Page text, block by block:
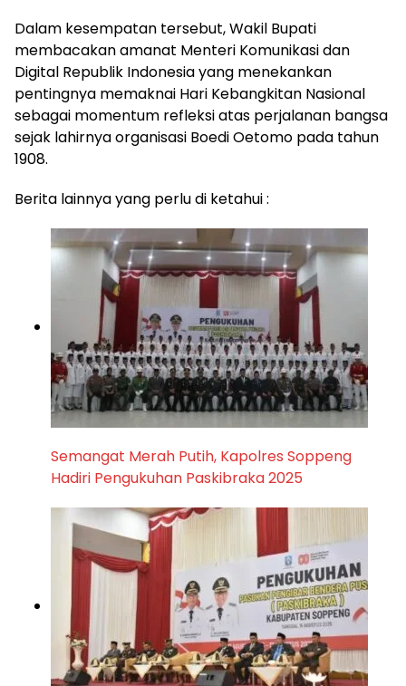
Dalam kesempatan tersebut, Wakil Bupati
membacakan amanat Menteri Komunikasi dan
Digital Republik Indonesia yang menekankan
pentingnya memaknai Hari Kebangkitan Nasional
sebagai momentum refleksi atas perjalanan bangsa
sejak lahirnya organisasi Boedi Oetomo pada tahun
1908.
Berita lainnya yang perlu di ketahui :
Semangat Merah Putih, Kapolres Soppeng
Hadiri Pengukuhan Paskibraka 2025